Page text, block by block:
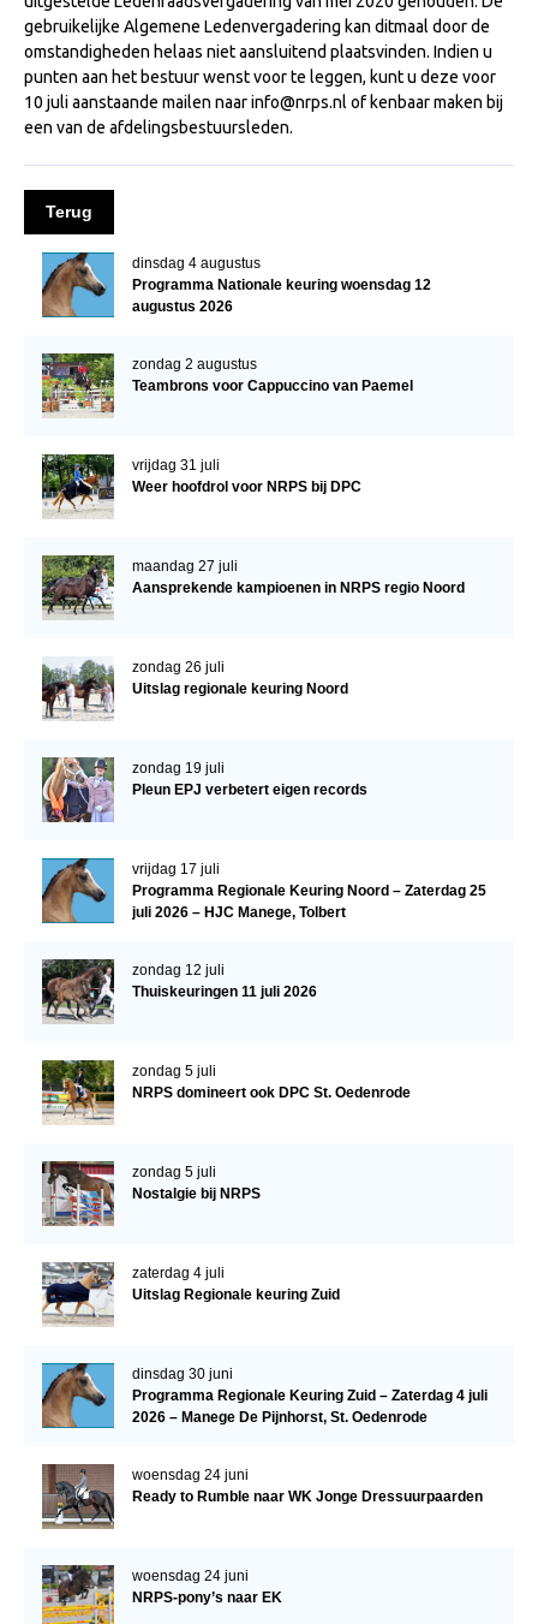
NRPS Keuringen
Hengstenkeuring
Regionale Keuringen
Wereldkampioenschap Jonge Paarden
Evenementen
Arabissimo
Veulenregistratie
Veulens en merries
Zoek een NRPS paard
Informatie aan je paard of pony toevoegen
Fokkerij informatie
Veulen registratie
Predicaten
WBSFH
Zoek een hengst
Hengstenselectie
Informatie Hengstenkeuring
ZADEL 2026
Verrichtingsonderzoek NRPS
Verrichtingsonderzoek 2024-2025
Verrichtingsonderzoek 2022-2023
gebruikelijke Algemene Ledenvergadering kan ditmaal door de
omstandigheden helaas niet aansluitend plaatsvinden. Indien u
punten aan het bestuur wenst voor te leggen, kunt u deze voor
10 juli aanstaande mailen naar info@nrps.nl of kenbaar maken bij
een van de afdelingsbestuursleden.
Terug
dinsdag 4 augustus
Programma Nationale keuring woensdag 12
augustus 2026
zondag 2 augustus
Teambrons voor Cappuccino van Paemel
vrijdag 31 juli
Weer hoofdrol voor NRPS bij DPC
maandag 27 juli
Aansprekende kampioenen in NRPS regio Noord
zondag 26 juli
Uitslag regionale keuring Noord
zondag 19 juli
Pleun EPJ verbetert eigen records
vrijdag 17 juli
Programma Regionale Keuring Noord – Zaterdag 25
juli 2026 – HJC Manege, Tolbert
zondag 12 juli
Thuiskeuringen 11 juli 2026
zondag 5 juli
NRPS domineert ook DPC St. Oedenrode
zondag 5 juli
Nostalgie bij NRPS
zaterdag 4 juli
Uitslag Regionale keuring Zuid
dinsdag 30 juni
Programma Regionale Keuring Zuid – Zaterdag 4 juli
2026 – Manege De Pijnhorst, St. Oedenrode
woensdag 24 juni
Ready to Rumble naar WK Jonge Dressuurpaarden
woensdag 24 juni
NRPS-pony’s naar EK